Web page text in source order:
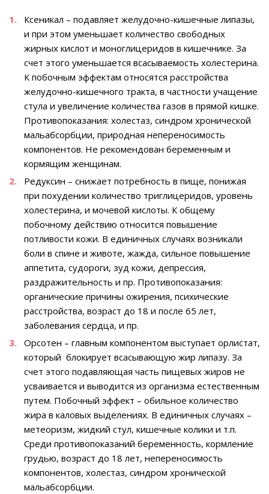
Ксеникал – подавляет желудочно-кишечные липазы,
и при этом уменьшает количество свободных
жирных кислот и моноглицеридов в кишечнике. За
счет этого уменьшается всасываемость холестерина.
К побочным эффектам относятся расстройства
желудочно-кишечного тракта, в частности учащение
стула и увеличение количества газов в прямой кишке.
Противопоказания: холестаз, синдром хронической
мальабсорбции, природная непереносимость
компонентов. Не рекомендован беременным и
кормящим женщинам.
Редуксин – снижает потребность в пище, понижая
при похудении количество триглицеридов, уровень
холестерина, и мочевой кислоты. К общему
побочному действию относится повышение
потливости кожи. В единичных случаях возникали
боли в спине и животе, жажда, сильное повышение
аппетита, судороги, зуд кожи, депрессия,
раздражительность и пр. Противопоказания:
органические причины ожирения, психические
расстройства, возраст до 18 и после 65 лет,
заболевания сердца, и пр.
Орсотен – главным компонентом выступает орлистат,
который блокирует всасывающую жир липазу. За
счет этого подавляющая часть пищевых жиров не
усваивается и выводится из организма естественным
путем. Побочный эффект – обильное количество
жира в каловых выделениях. В единичных случаях –
метеоризм, жидкий стул, кишечные колики и т.п.
Среди противопоказаний беременность, кормление
грудью, возраст до 18 лет, непереносимость
компонентов, холестаз, синдром хронической
мальабсорбции.